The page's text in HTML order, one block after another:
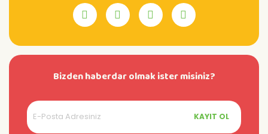
Bizden haberdar olmak ister misiniz?
KAYIT OL